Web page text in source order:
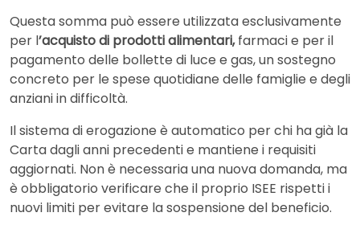
Questa somma può essere utilizzata esclusivamente
per l’acquisto di prodotti alimentari,farmaci e per il
pagamento delle bollette di luce e gas, un sostegno
concreto per le spese quotidiane delle famiglie e degli
anziani in difficoltà.
Il sistema di erogazione è automatico per chi ha già la
Carta dagli anni precedenti e mantiene i requisiti
aggiornati. Non è necessaria una nuova domanda, ma
è obbligatorio verificare che il proprio ISEE rispetti i
nuovi limiti per evitare la sospensione del beneficio.